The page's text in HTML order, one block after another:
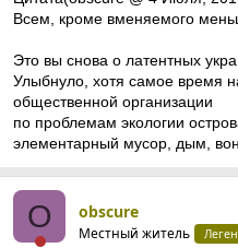
Всем, кроме вменяемого
Это вы снова о латентных
Улыбнуло, хотя самое время
общественной организации
по проблемам экологии
элементарный мусор, дым,
O obscure
Местный житель